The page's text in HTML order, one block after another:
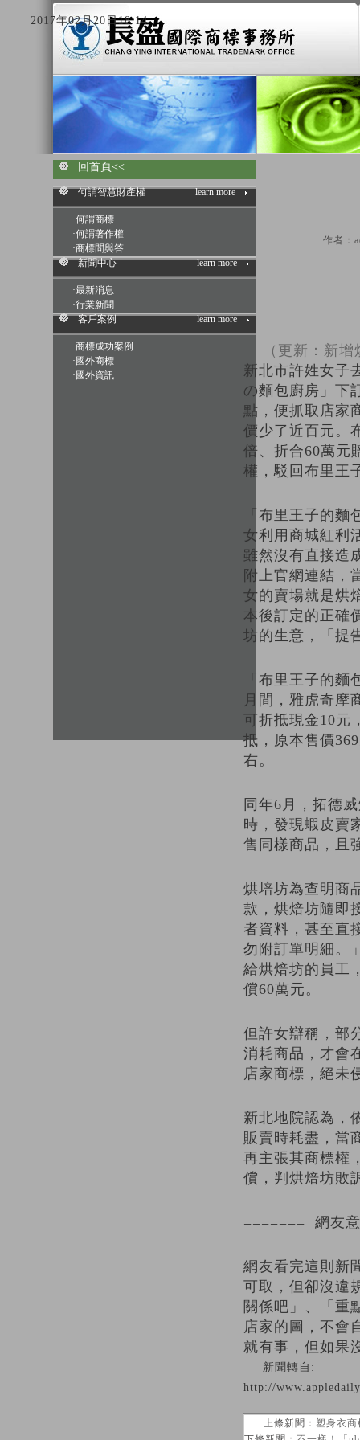
回首頁<<
何謂智慧財產權 learn more
·何謂商標
·何謂著作權
·商標問與答
新聞中心
learn more
·最新消息
·行業新聞
客戶案例
learn more
·商標成功案例
· 國外商標
· 國外資訊
作者：
2017年02月20日18:14
（更新：新
新北市許姓女子
の麵包廚房」下
點，便抓取店家
價少了近百元。
倍、折合60萬元
權，駁回布里王
「布里王子的
女利用商城紅利
雖然沒有直接造
附上官網連結，
女的賣場就是烘
本後訂定的正確
坊的生意，「提
「布里王子的
月間，雅虎奇摩
可折抵現金10元
抵，原本售價
右。
同年6月，拓德
時，發現蝦皮賣
售同樣商品，且
烘培坊為查明商
款，烘焙坊隨即
者資料，甚至直
勿附訂單明細。
給烘焙坊的員工
償60萬元。
但許女辯稱，部
消耗商品，才會
店家商標，絕未
新北地院認為，
販賣時耗盡，當
再主張其商標權
償，判烘焙坊敗
======= 網友
網友看完這則新
可取，但卻沒違
關係吧」、「重
店家的圖，不會
就有事，但如果
新聞轉自:
http://
上條新聞： 塑身衣